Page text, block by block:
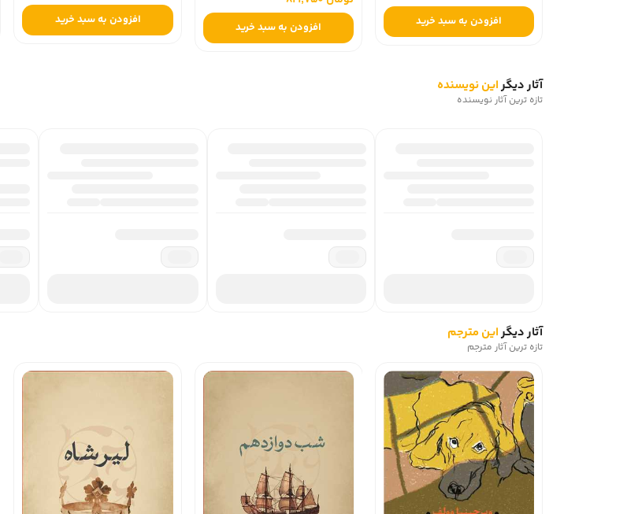
افزودن به سبد خرید افزودن به سبد خرید
افزودن به سبد خرید
آثار دیگراین نویسنده
تازه ترین آثار نویسنده
آثار دیگراین مترجم
تازه ترین آثار مترجم